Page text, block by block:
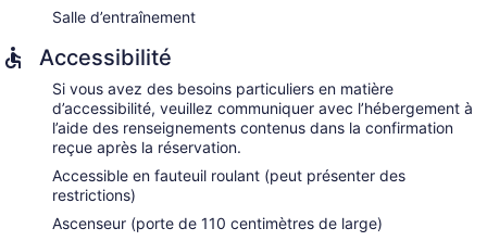
Salle d’entraînement
Accessibilité
Si vous avez des besoins particuliers en matière
d’accessibilité, veuillez communiquer avec l’hébergement à
l’aide des renseignements contenus dans la confirmation
reçue après la réservation.
Accessible en fauteuil roulant (peut présenter des
restrictions)
Ascenseur (porte de 110 centimètres de large)